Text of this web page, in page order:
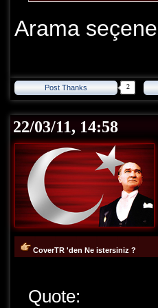
Arama
Post Thanks 2
22/03/11, 14:58
CoverTR 'den Ne istersiniz ?
Quote: